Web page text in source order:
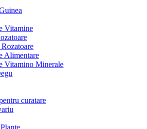
Vitamine
Alimentare
Vitamino Minerale
curatare